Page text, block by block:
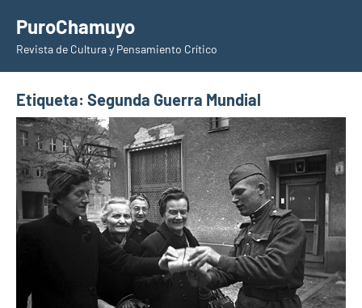
contenido
PuroChamuyo
Revista de Cultura y Pensamiento Crítico
Etiqueta: Segunda Guerra Mundial